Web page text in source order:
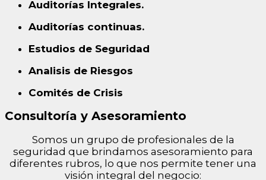
Auditorías Integrales.
Auditorías continuas.
Estudios de Seguridad
Analisis de Riesgos
Comités de Crisis
Consultoría y Asesoramiento
Somos un grupo de profesionales de la
seguridad que brindamos asesoramiento para
diferentes rubros, lo que nos permite tener una
visión integral del negocio: